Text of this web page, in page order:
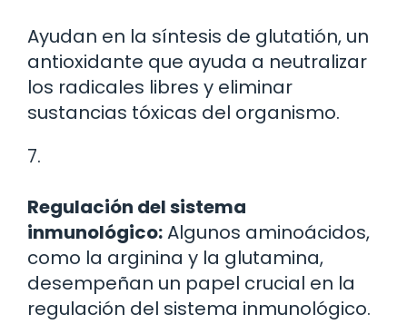
Ayudan en la síntesis de glutatión, un
antioxidante que ayuda a neutralizar
los radicales libres y eliminar
sustancias tóxicas del organismo.
7.
Regulación del sistema
inmunológico:Algunos aminoácidos,
como la arginina y la glutamina,
desempeñan un papel crucial en la
regulación del sistema inmunológico.